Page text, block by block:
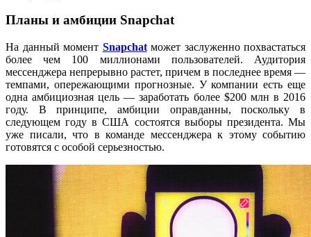
Планы и амбиции Snapchat
На данный момент Snapchatможет заслуженно похвастаться
более чем 100 миллионами пользователей. Аудитория
мессенджера непрерывно растет, причем в последнее время —
темпами, опережающими прогнозные. У компании есть еще
одна амбициозная цель — заработать более $200 млн в 2016
году. В принципе, амбиции оправданны, поскольку в
следующем году в США состоятся выборы президента. Мы
уже писали, что в команде мессенджера к этому событию
готовятся с особой серьезностью.